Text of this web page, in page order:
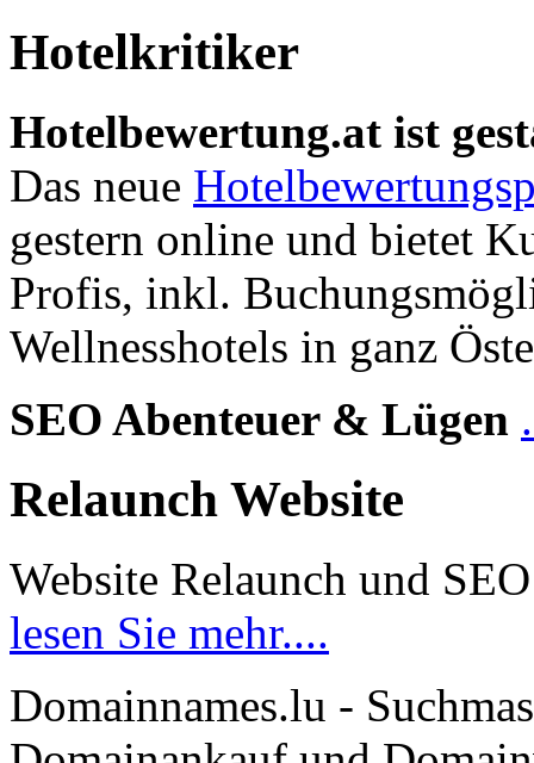
Hotelkritiker
Hotelbewertung.at ist
Das neue
gestern online und bietet
Profis, inkl.
Wellnesshotels in ganz
SEO Abenteuer & Lügen
Relaunch Website
Website Relaunch und SEO
lesen Sie mehr....
Domainnames.lu -